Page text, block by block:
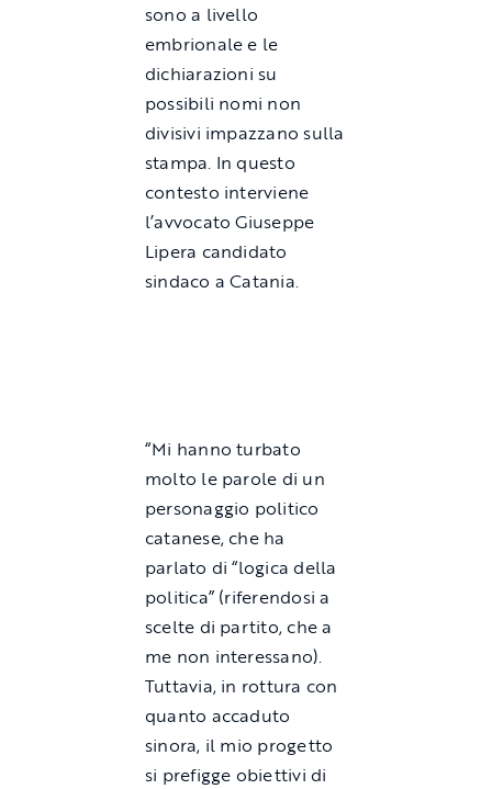
sono a livello
embrionale e le
dichiarazioni su
possibili nomi non
divisivi impazzano sulla
stampa. In questo
contesto interviene
l’avvocato Giuseppe
Lipera candidato
sindaco a Catania.
“Mi hanno turbato
molto le parole di un
personaggio politico
catanese, che ha
parlato di “logica della
politica” (riferendosi a
scelte di partito, che a
me non interessano).
Tuttavia, in rottura con
quanto accaduto
sinora, il mio progetto
si prefigge obiettivi di